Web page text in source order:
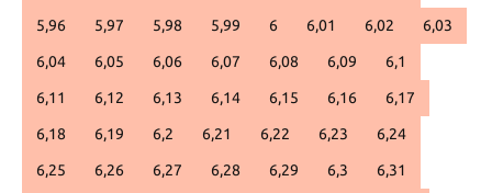
5,96 5,97 5,98 5,99 6 6,01 6,02 6,03
6,04 6,05 6,06 6,07 6,08 6,09 6,1
6,11 6,12 6,13 6,14 6,15 6,16 6,17
6,18 6,19 6,2 6,21 6,22 6,23 6,24
6,25 6,26 6,27 6,28 6,29 6,3 6,31